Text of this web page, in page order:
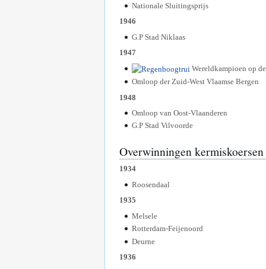
Nationale Sluitingsprijs
1946
G.P Stad Niklaas
1947
Wereldkampioen op
Omloop der Zuid-West Vlaamse Bergen
1948
Omloop van Oost-Vlaanderen
G.P Stad Vilvoorde
Overwinningen kermiskoersen
1934
Roosendaal
1935
Melsele
Rotterdam-Feijenoord
Deurne
1936